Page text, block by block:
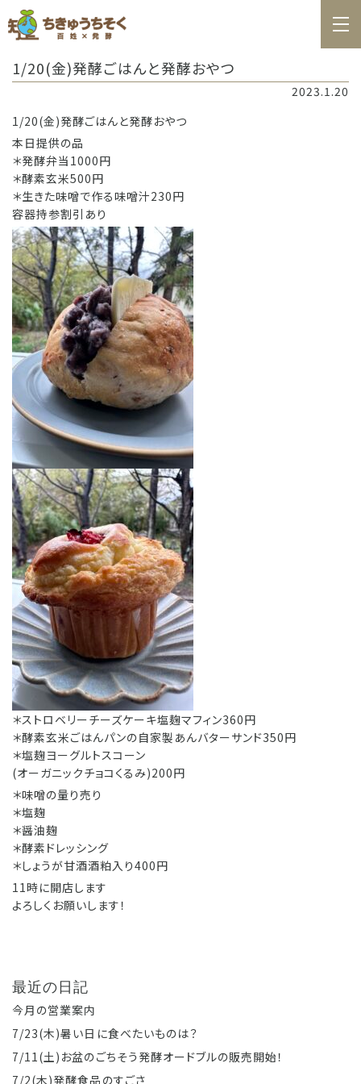
百姓日記
商品の購入
1/20(金)発酵ごはんと発酵おやつ
2023.1.20
1/20(金)発酵ごはんと発酵おやつ
本日提供の品
＊発酵弁当1000円
＊酵素玄米500円
＊生きた味噌で作る味噌汁230円
容器持参割引あり
＊ストロベリーチーズケーキ塩麹マフィン360円
＊酵素玄米ごはんパンの自家製あんバターサンド350円
＊塩麹ヨーグルトスコーン
(オーガニックチョコくるみ)200円
＊味噌の量り売り
＊塩麹
＊醤油麹
＊酵素ドレッシング
＊しょうが甘酒酒粕入り400円
11時に開店します
よろしくお願いします！
最近の日記
今月の営業案内
7/23(木)暑い日に食べたいものは？
7/11(土)お盆のごちそう発酵オードブルの販売開始！
7/2(木)発酵食品のすごさ